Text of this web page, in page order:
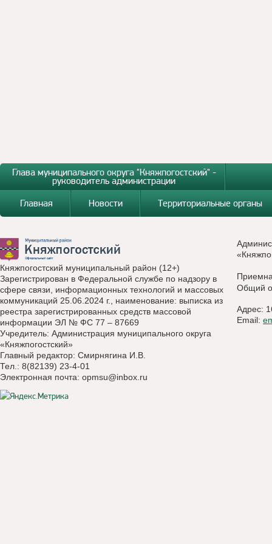
Глава муниципального округа "Княжпогостский" -
руководитель администрации
Главная
Новости Территориальные органы
Княжпогостский муниципальный район (12+)
Зарегистрирован в Федеральной службе по надзору в
сфере связи, информационных технологий и массовых
коммуникаций 25.06.2024 г., наименование: выписка из
реестра зарегистрированных средств массовой
информации ЭЛ № ФС 77 – 87669
Учредитель: Администрация муниципального округа
«Княжпогостский»
Главный редактор: Смирнягина И.В.
Тел.: 8(82139) 23-4-01
Электронная почта: opmsu@inbox.ru
Общий
Адрес:
Email: